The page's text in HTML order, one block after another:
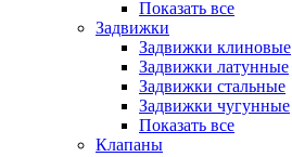
Показать все
Задвижки
Задвижки клиновые
Задвижки латунные
Задвижки стальные
Задвижки чугунные
Показать все
Клапаны